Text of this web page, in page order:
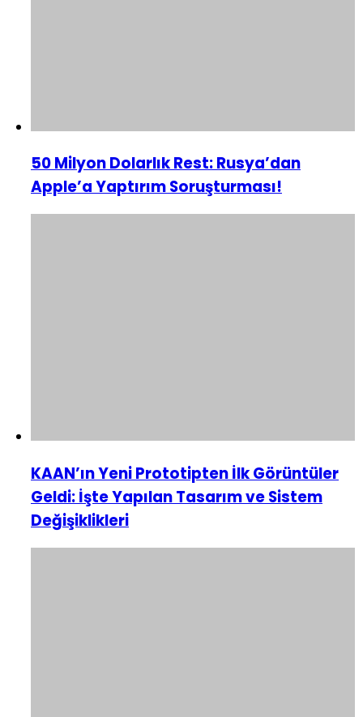
50 Milyon Dolarlık Rest: Rusya’dan
Apple’a Yaptırım Soruşturması!
KAAN’ın Yeni Prototipten İlk Görüntüler
Geldi: İşte Yapılan Tasarım ve Sistem
Değişiklikleri